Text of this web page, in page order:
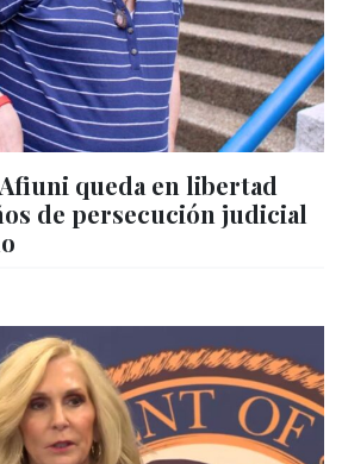
queda en libertad
de persecución judicial